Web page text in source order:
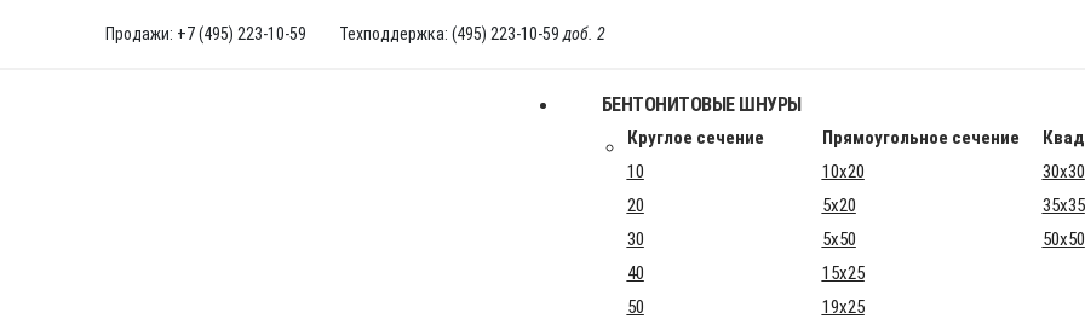
Продажи: +7 (495) 223-10-59 Техподдержка: (495) 223-10-59 доб. 2
БЕНТОНИТОВЫЕ ШНУРЫ
Круглое сечение Прямоугольное сечение
10
10x20
30x30
20
5x20
35x35
30
5x50
50x50
40
15x25
50
19x25